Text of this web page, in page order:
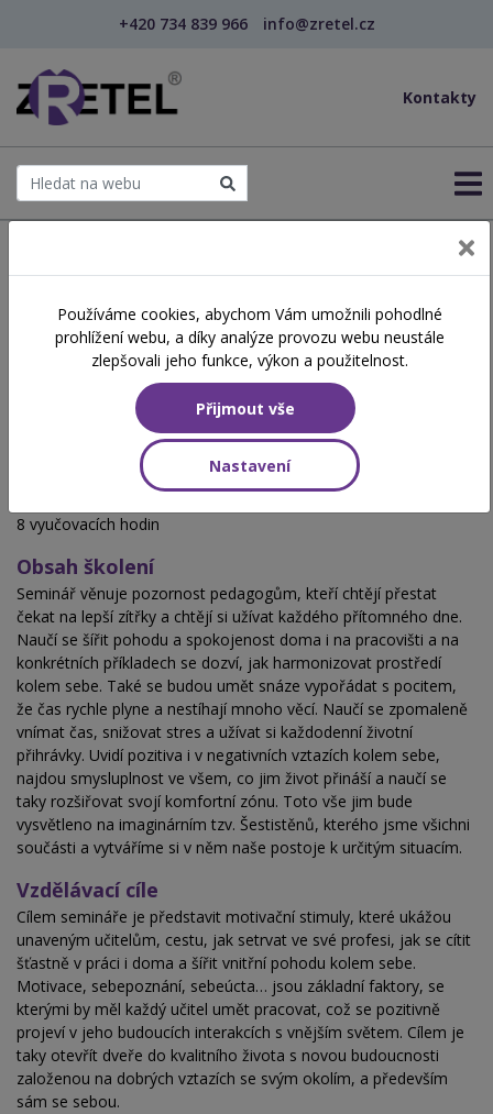
+420 734 839 966 info@zretel.cz
Kontakty
šablony
Motivace k vyrovnanému
pracovnímu a osobnímu
životu (webinář)
Hodinová dotace
8 vyučovacích hodin
Obsah školení
Seminář věnuje pozornost pedagogům, kteří chtějí přestat
čekat na lepší zítřky a chtějí si užívat každého přítomného dne.
Naučí se šířit pohodu a spokojenost doma i na pracovišti a na
konkrétních příkladech se dozví, jak harmonizovat prostředí
kolem sebe. Také se budou umět snáze vypořádat s pocitem,
že čas rychle plyne a nestíhají mnoho věcí. Naučí se zpomaleně
vnímat čas, snižovat stres a užívat si každodenní životní
přihrávky. Uvidí pozitiva i v negativních vztazích kolem sebe,
najdou smysluplnost ve všem, co jim život přináší a naučí se
taky rozšiřovat svojí komfortní zónu. Toto vše jim bude
vysvětleno na imaginárním tzv. Šestistěnů, kterého jsme všichni
součásti a vytváříme si v něm naše postoje k určitým situacím.
Vzdělávací cíle
Cílem semináře je představit motivační stimuly, které ukážou
unaveným učitelům, cestu, jak setrvat ve své profesi, jak se cítit
šťastně v práci i doma a šířit vnitřní pohodu kolem sebe.
Motivace, sebepoznání, sebeúcta… jsou základní faktory, se
kterými by měl každý učitel umět pracovat, což se pozitivně
projeví v jeho budoucích interakcích s vnějším světem. Cílem je
taky otevřít dveře do kvalitního života s novou budoucnosti
založenou na dobrých vztazích se svým okolím, a především
sám se sebou.
Používáme cookies, abychom Vám umožnili pohodlné
prohlížení webu, a díky analýze provozu webu neustále
zlepšovali jeho funkce, výkon a použitelnost.
Přijmout vše
Nastavení